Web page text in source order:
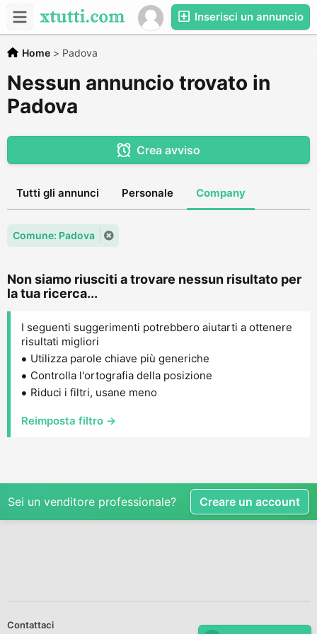
Inserisci un annuncio
Home > Padova
Nessun annuncio trovato in
Padova
Crea avviso
Tutti gli annunci Personale Company
Comune: Padova
Non siamo riusciti a trovare nessun risultato per
la tua ricerca...
I seguenti suggerimenti potrebbero aiutarti a ottenere
risultati migliori
Utilizza parole chiave più generiche
Controlla l'ortografia della posizione
Riduci i filtri, usane meno
Reimposta filtro →
Sei un venditore professionale? Creare un account
Contattaci